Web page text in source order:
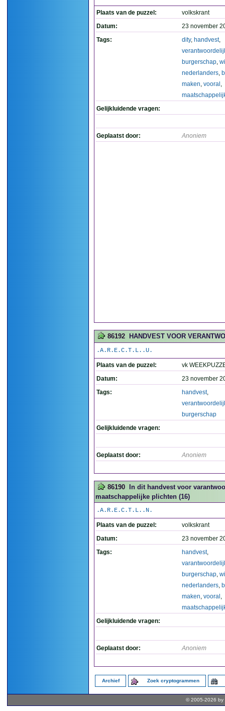
Plaats van de puzzel:
volkskrant
Datum:
23 november
Tags:
dity, handvest,
burgerschap,
nederlanders,
maken, vooral ,
Gelijkluidende vragen:
Geplaatst door: Anoniem
86192 HANDVEST VOOR
.A.R.E.C.T.L..U.
Plaats van de puzzel:
vk
Datum:
23 november
Tags:
handvest,
burgerschap
Gelijkluidende vragen:
Geplaatst door: Anoniem
86190
In dit handvest voor
maatschappelijke plichten (16)
.A.R.E.C.T.L..N.
Plaats van de puzzel:
volkskrant
Datum:
23 november
Tags:
handvest,
burgerschap,
nederlanders,
maken, vooral ,
Gelijkluidende vragen:
Geplaatst door: Anoniem
Archief Zoek cryptogrammen
© 2005-2026 by